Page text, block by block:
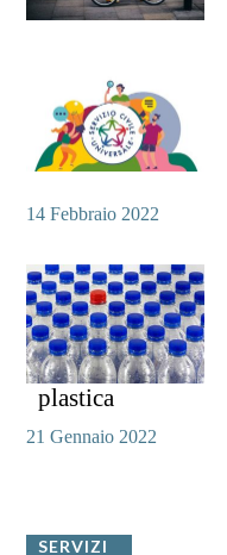
14 Febbraio 2022
plastica
21 Gennaio 2022
SERVIZI